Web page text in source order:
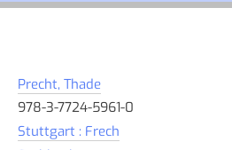
Precht, Thade
978-3-7724-5961-0
Stuttgart : Frech